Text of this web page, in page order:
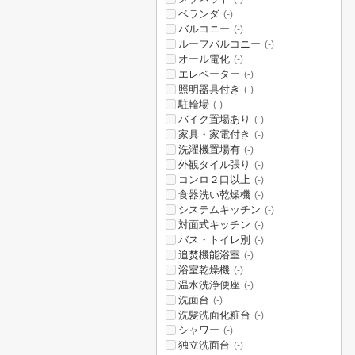
ベランダ (-)
バルコニー (-)
ルーフバルコニー (-)
オール電化 (-)
エレベーター (-)
照明器具付き (-)
駐輪場 (-)
バイク置場あり (-)
家具・家電付き (-)
洗濯機置場有 (-)
外観タイル張り (-)
コンロ２口以上 (-)
食器洗い乾燥機 (-)
システムキッチン (-)
対面式キッチン (-)
バス・トイレ別 (-)
追焚機能浴室 (-)
浴室乾燥機 (-)
温水洗浄便座 (-)
洗面台 (-)
洗髪洗面化粧台 (-)
シャワー (-)
独立洗面台 (-)